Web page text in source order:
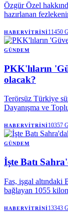
Özgür Özel
hazırlanan
ilişkin tanık
HABERVITRINI11450
GÜNDEM
PKK'lıların
olacak?
Terörsüz Türkiye
Dayanışma ve
dönüşler" için
HABERVITRINI10357
GÜNDEM
İşte Batı
Fas, işgal altındaki
bağlayan 1055
HABERVITRINI13343